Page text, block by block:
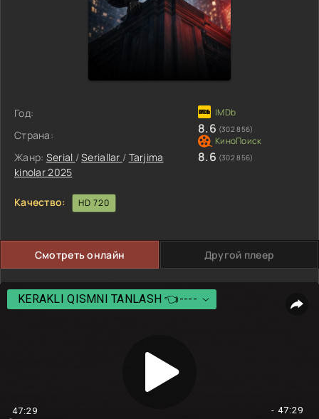
Год:
Страна:
Жанр: Serial /Seriallar / Tarjima
kinolar 2025
8.6 (302 856)
8.6 (302 856)
Качество: HD 720
Смотреть онлайн Другой плеер
47:29 - 47:29
KERAKLI QISMNI TANLASH 👈----